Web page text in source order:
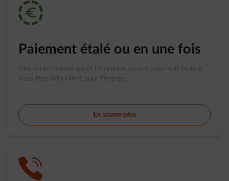
impulse-budget
Paiement étalé ou en une fois
Une seule facture après l'entretien ou par paiement étalé si
vous êtes déjà client pour l'énergie.
En savoir plus
impulse-call